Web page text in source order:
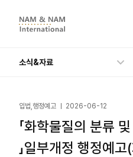
소식&자료
입법,행정예고 2026-06-12
「화학물질의 분류
」일부개정 행정예